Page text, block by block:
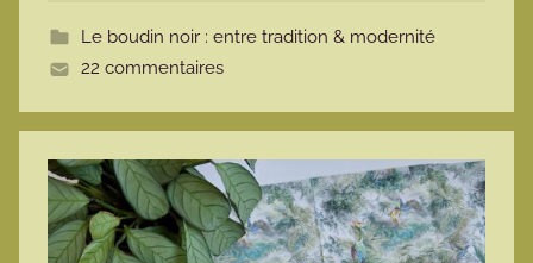
t
Le boudin noir : entre tradition & modernité
22 commentaires